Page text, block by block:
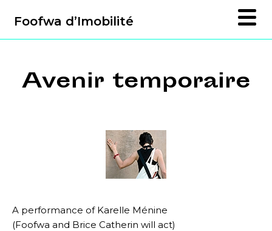
Foofwa d’Imobilité
Avenir temporaire
A performance of Karelle Ménine
(Foofwa and Brice Catherin will act)